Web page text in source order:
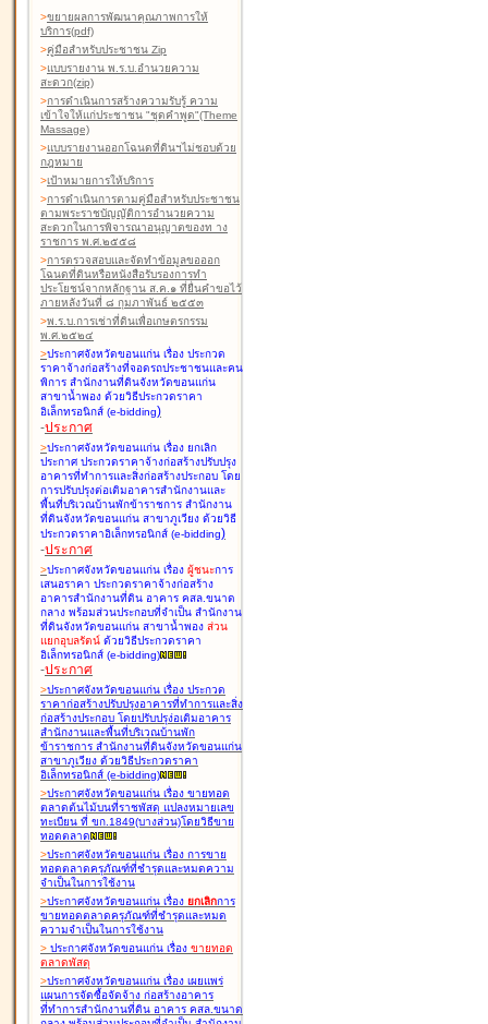
>ขยายผลการพัฒนาคุณภาพการให้
บริการ(pdf)
>คู่มือสำหรับประชาชน Zip
>แบบรายงาน พ.ร.บ.อำนวยความ
สะดวก(zip)
>การดำเนินการสร้างความรับรู้ ความ
เข้าใจให้แก่ประชาชน "ชุดคำพูด"(Theme
Massage)
>แบบรายงานออกโฉนดที่ดินฯไม่ชอบด้วย
กฎหมาย
>เป้าหมายการให้บริการ
>การดำเนินการตามคู่มือสำหรับประชาชน
ตามพระราชบัญญัติการอำนวยความ
สะดวกในการพิจารณาอนุญาตของท าง
ราชการ พ.ศ.๒๕๕๘
>การตรวจสอบและจัดทำข้อมูลขอออก
โฉนดที่ดินหรือหนังสือรับรองการทำ
ประโยชน์จากหลักฐาน ส.ค.๑ ที่ยื่นคำขอไว้
ภายหลังวันที่ ๘ กุมภาพันธ์ ๒๕๕๓
>พ.ร.บ.การเช่าที่ดินเพื่อเกษตรกรรม
พ.ศ.๒๕๒๔
>ประกาศจังหวัดขอนแก่น เรื่อง ประกวด
ราคาจ้างก่อสร้างที่จอดรถประชาชนและคน
พิการ สำนักงานที่ดินจังหวัดขอนแก่น
สาขาน้ำพอง ด้วยวิธีประกวดราคา
อิเล็กทรอนิกส์ (e-bidding)
-ประกาศ
>ประกาศจังหวัดขอนแก่น เรื่อง ยกเลิก
ประกาศ ประกวดราคาจ้างก่อสร้างปรับปรุง
อาคารที่ทำการและสิ่งก่อสร้างประกอบ โดย
การปรับปรุงต่อเติมอาคารสำนักงานและ
พื้นที่บริเวณบ้านพักข้าราชการ สำนักงาน
ที่ดินจังหวัดขอนแก่น สาขาภูเวียง ด้วยวิธี
ประกวดราคาอิเล็กทรอนิกส์ (e-bidding)
-ประกาศ
>ประกาศจังหวัดขอนแก่น เรื่อง ผู้ชนะการ
เสนอราคา ประกวดราคาจ้างก่อสร้าง
อาคารสำนักงานที่ดิน อาคาร คสล.ขนาด
กลาง พร้อมส่วนประกอบที่จำเป็น สำนักงาน
ที่ดินจังหวัดขอนแก่น สาขาน้ำพอง ส่วน
แยกอุบลรัตน์ ด้วยวิธีประกวดราคา
อิเล็กทรอนิกส์ (e-bidding)
-ประกาศ
>ประกาศจังหวัดขอนแก่น เรื่อง ประกวด
ราคาก่อสร้างปรับปรุงอาคารที่ทำการและสิ่ง
ก่อสร้างประกอบ โดยปรับปรุง่อเติมอาคาร
สำนักงานและพื้นที่บริเวณบ้านพัก
ข้าราชการ สำนักงานที่ดินจังหวัดขอนแก่น
สาขาภูเวียง ด้วยวิธีประกวดราคา
อิเล็กทรอนิกส์ (e-bidding)
>ประกาศจังหวัดขอนแก่น เรื่อง ขายทอด
ตลาดต้นไม้บนที่ราชพัสดุ แปลงหมายเลข
ทะเบียน ที่ ขก.1849(บางส่วน)โดยวิธีขาย
ทอดตลาด
>ประกาศจังหวัดขอนแก่น เรื่อง การขาย
ทอดตลาดครุภัณฑ์ที่ชำรุดและหมดความ
จำเป็นในการใช้งาน
>ประกาศจังหวัดขอนแก่น เรื่อง ยกเลิกการ
ขายทอดตลาดครุภัณฑ์ที่ชำรุดและหมด
ความจำเป็นในการใช้งาน
> ประกาศจังหวัดขอนแก่น เรื่อง ขายทอด
ตลาดพัสดุ
>ประกาศจังหวัดขอนแก่น เรื่อง เผยแพร่
แผนการจัดซื้อจัดจ้าง ก่อสร้างอาคาร
ที่ทำการสำนักงานที่ดิน อาคาร คสล.ขนาด